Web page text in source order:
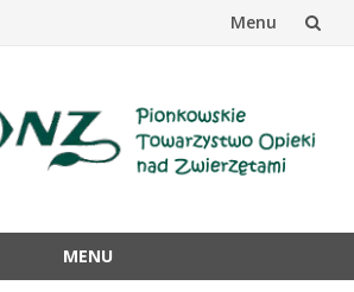
Menu
MENU